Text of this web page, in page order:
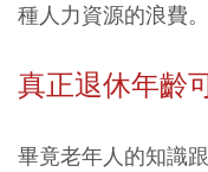
種人力資源的浪費。
真正退休年齡
畢竟老年人的知識